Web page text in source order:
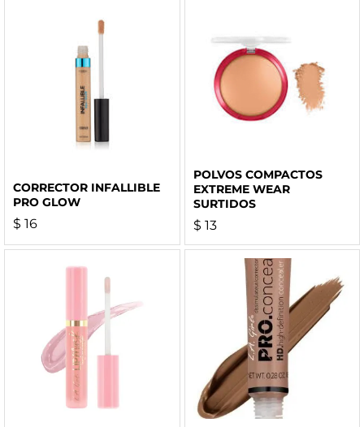
CORRECTOR INFALLIBLE
PRO GLOW
$ 16
POLVOS COMPACTOS
EXTREME WEAR
SURTIDOS
$ 13